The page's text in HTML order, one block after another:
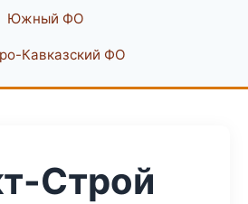
Южный ФО
Кавказский ФО
Строй